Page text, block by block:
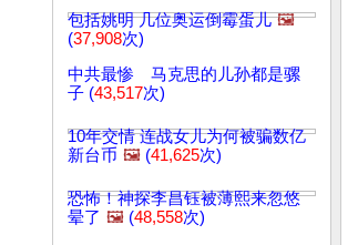
包括姚明 几位奥运倒霉蛋儿 🖼️
(37,908次)
中共最惨 马克思的儿孙都是骡
子 (43,517次)
10年交情 连战女儿为何被骗数亿
新台币 🖼️ (41,625次)
恐怖！神探李昌钰被薄熙来忽悠
晕了 🖼️ (48,558次)